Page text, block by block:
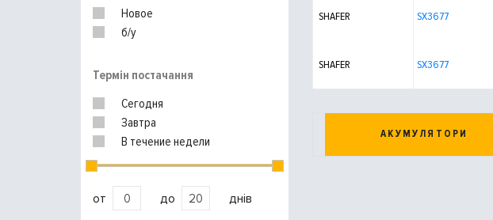
Новое
б/у
Термін постачання
Сегодня
Завтра
В течение недели
от до днів
SHAFER SX3677
SHAFER SX3677
АКУМУЛЯТОРИ